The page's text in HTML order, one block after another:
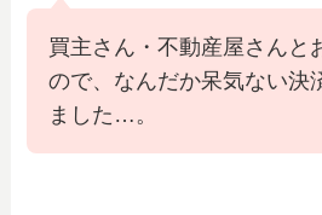
買主さん・不動産屋さんと
ので、なんだか呆気ない決
ました…。